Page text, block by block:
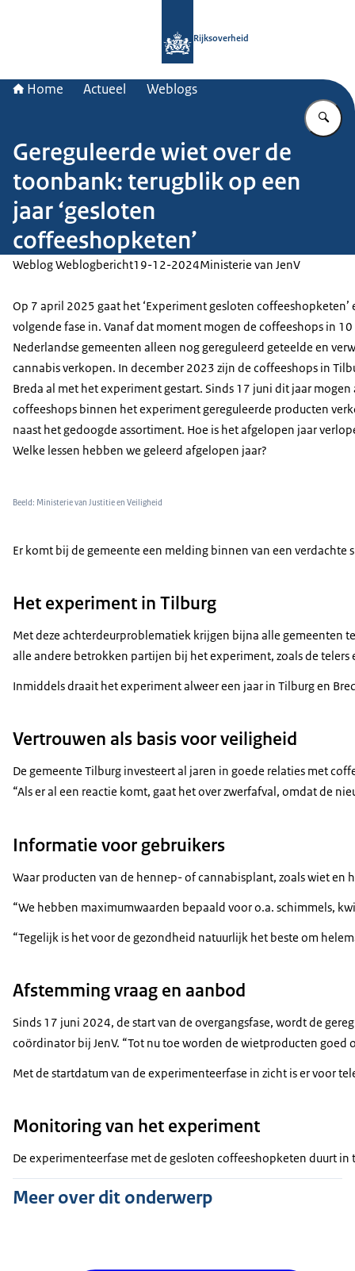
Rijksoverheid
Home Actueel Weblogs
Gereguleerde wiet over de
toonbank: terugblik op een
jaar ‘gesloten
coffeeshopketen’
Weblog Weblogbericht19-12-2024Ministerie van JenV
Op 7 april 2025 gaat het ‘Experiment gesloten coffeeshopketen’
volgende fase in. Vanaf dat moment mogen de coffeeshops in 10
Nederlandse gemeenten alleen nog gereguleerd geteelde en
cannabis verkopen. In december 2023 zijn de coffeeshops in
Breda al met het experiment gestart. Sinds 17 juni dit jaar mogen
coffeeshops binnen het experiment gereguleerde producten
naast het gedoogde assortiment. Hoe is het afgelopen jaar
Welke lessen hebben we geleerd afgelopen jaar?
Beeld: Ministerie van Justitie en Veiligheid
Er komt bij de gemeente een melding binnen van een
Het experiment in Tilburg
Met deze achterdeurproblematiek krijgen bijna alle gemeenten
alle andere betrokken partijen bij het experiment, zoals de
Inmiddels draait het experiment alweer een jaar in Tilburg en
Vertrouwen als basis voor veiligheid
De gemeente Tilburg investeert al jaren in goede relaties met
“Als er al een reactie komt, gaat het over zwerfafval, omdat de
Informatie voor gebruikers
Waar producten van de hennep- of cannabisplant, zoals wiet en
“We hebben maximumwaarden bepaald voor o.a. schimmels,
“Tegelijk is het voor de gezondheid natuurlijk het beste om
Afstemming vraag en aanbod
Sinds 17 juni 2024, de start van de overgangsfase, wordt de
coördinator bij JenV. “Tot nu toe worden de wietproducten
Met de startdatum van de experimenteerfase in zicht is er voor
Monitoring van het experiment
De experimenteerfase met de gesloten coffeeshopketen duurt
Meer over dit onderwerp